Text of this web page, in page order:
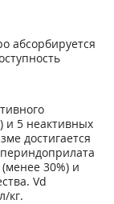
абсорбируется
и 5 неактивных
достигается
30%) и
Vd
кг.